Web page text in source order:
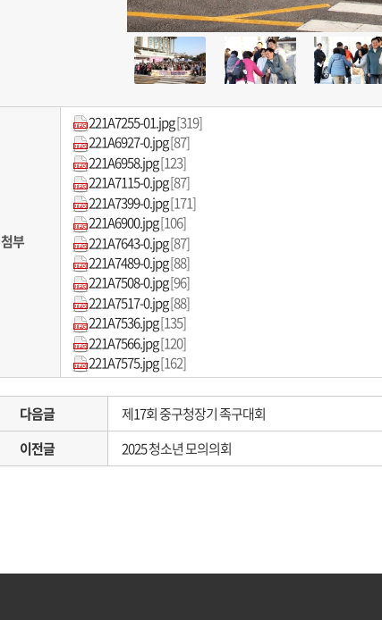
첨부
221A7255-01.jpg[319]
221A6927-0.jpg[87]
221A6958.jpg[123]
221A7115-0.jpg[87]
221A7399-0.jpg[171]
221A6900.jpg[106]
221A7643-0.jpg[87]
221A7489-0.jpg[88]
221A7508-0.jpg[96]
221A7517-0.jpg[88]
221A7536.jpg[135]
221A7566.jpg[120]
221A7575.jpg[162]
다음글
제17회 중구청장기 족구대회
이전글
2025 청소년 모의의회